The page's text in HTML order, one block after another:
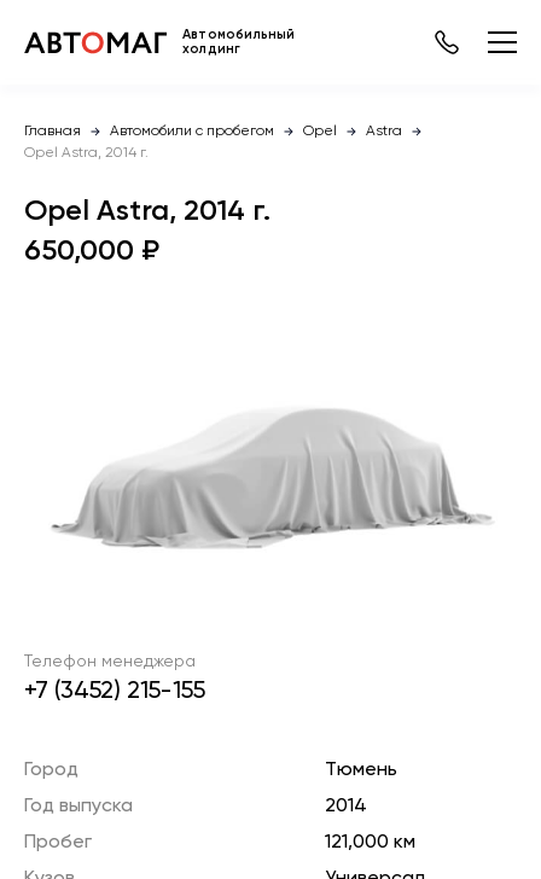
Автомобильный
холдинг
Главная Автомобили с пробегом Opel
Astra
Opel Astra, 2014 г.
Opel Astra, 2014 г.
650,000 ₽
Телефон менеджера
+7 (3452) 215-155
Город
Тюмень
Год выпуска
2014
Пробег
121,000 км